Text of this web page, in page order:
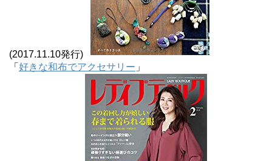
(2017.11.10発行)
「 好きな和布でアクセサリー 」